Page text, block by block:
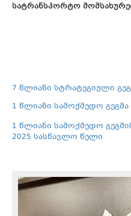
სატრანსპორტო
7 წლიანი სტრატეგიული
1 წლიანი სამოქმედო
1 წლიანი სამოქმედო
2025 სასწავლო წელი